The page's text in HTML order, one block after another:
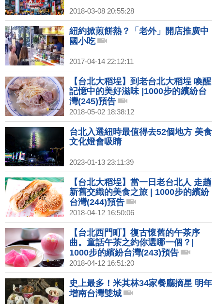
2018-03-08 20:55:28
紐約掀煎餅熱？「老外」開店推廣中
國小吃
2017-04-14 22:12:11
【台北大稻埕】到老台北大稻埕 喚醒
記憶中的美好滋味 |1000步的繽紛台
灣(245)預告
2018-05-02 18:38:12
台北入選紐時最值得去52個地方 美食
文化燈會吸睛
2023-01-13 23:11:39
【台北大稻埕】當一日老台北人 走趟
新舊交織的美食之旅 | 1000步的繽紛
台灣(244)預告
2018-04-12 16:50:06
【台北西門町】復古懷舊的午茶序
曲。童話午茶之約你選哪一個？|
1000步的繽紛台灣(243)預告
2018-04-12 16:51:20
史上最多！米其林34家餐廳摘星 明年
增南台灣雙城